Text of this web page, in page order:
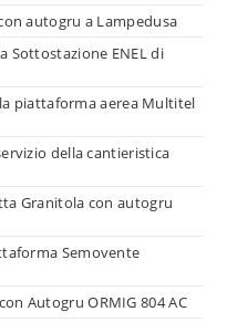
autogru a Lampedusa
Sottostazione ENEL di
piattaforma aerea Multitel
della cantieristica
Granitola con autogru
Semovente
Autogru ORMIG 804 AC